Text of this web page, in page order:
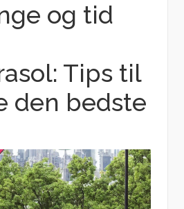
og tid
Tips til
den bedste